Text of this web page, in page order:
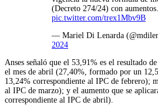
(Decreto 274/24) con
pic.twitter.com/trex1Mbv9B
— Mariel Di Lenarda
2024
Anses señaló que el 53,91% es el resultado
el mes de abril (27,40%, formado por un
13,24% correspondiente al IPC de febrero);
al IPC de marzo); y el aumento que se
correspondiente al IPC de abril).